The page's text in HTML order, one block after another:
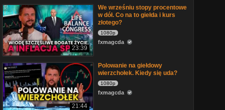
23:39
We wrześniu stopy procentowe
w dół. Co na to giełda i kurs
złotego?
1080p
fxmagcda
21:44
Polowanie na giełdowy
wierzchołek. Kiedy się uda?
1080p
fxmagcda